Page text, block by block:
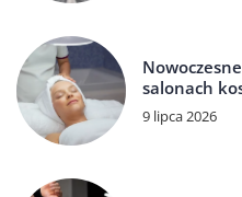
salonach
9 lipca 2026